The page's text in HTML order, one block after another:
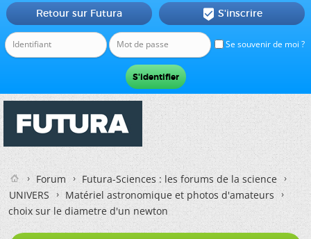
Se souvenir de moi ?
Retour sur Futura  S'inscrire
Forum
Futura-Sciences : les forums de la science
UNIVERS
Matériel astronomique et photos d'amateurs
choix sur le diametre d'un newton